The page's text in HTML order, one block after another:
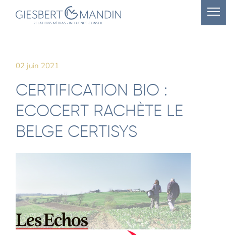
02 juin 2021
CERTIFICATION BIO :
ECOCERT RACHÈTE LE
BELGE CERTISYS